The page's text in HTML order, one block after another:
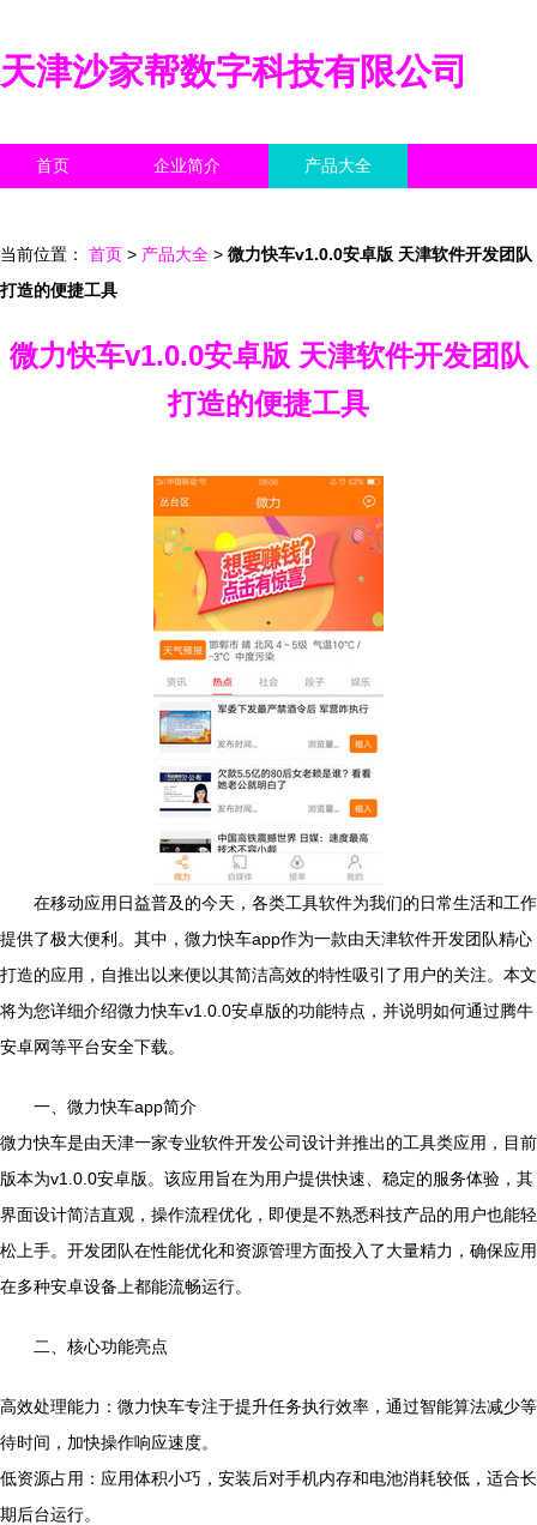
天津沙家帮数字科技有限公司
首页 企业简介 产品大全
当前位置： 首页 > 产品大全 > 微力快车v1.0.0安卓版 天津软件开发团队
打造的便捷工具
微力快车v1.0.0安卓版 天津软件开发团队
打造的便捷工具
在移动应用日益普及的今天，各类工具软件为我们的日常生活和工作
提供了极大便利。其中，微力快车app作为一款由天津软件开发团队精心
打造的应用，自推出以来便以其简洁高效的特性吸引了用户的关注。本文
将为您详细介绍微力快车v1.0.0安卓版的功能特点，并说明如何通过腾牛
安卓网等平台安全下载。
一、微力快车app简介
微力快车是由天津一家专业软件开发公司设计并推出的工具类应用，目前
版本为v1.0.0安卓版。该应用旨在为用户提供快速、稳定的服务体验，其
界面设计简洁直观，操作流程优化，即便是不熟悉科技产品的用户也能轻
松上手。开发团队在性能优化和资源管理方面投入了大量精力，确保应用
在多种安卓设备上都能流畅运行。
二、核心功能亮点
高效处理能力：微力快车专注于提升任务执行效率，通过智能算法减少等
待时间，加快操作响应速度。
低资源占用：应用体积小巧，安装后对手机内存和电池消耗较低，适合长
期后台运行。